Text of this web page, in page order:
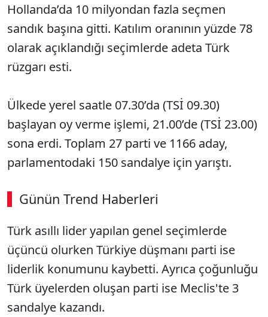
Hollanda’da 10 milyondan fazla seçmen
sandık başına gitti. Katılım oranının yüzde 78
olarak açıklandığı seçimlerde adeta Türk
rüzgarı esti.
Ülkede yerel saatle 07.30’da (TSİ 09.30)
başlayan oy verme işlemi, 21.00’de (TSİ 23.00)
sona erdi. Toplam 27 parti ve 1166 aday,
parlamentodaki 150 sandalye için yarıştı.
Günün Trend Haberleri
00:02 / 09:08
Sesi Aç
Türk asıllı lider yapılan genel seçimlerde
üçüncü olurken Türkiye düşmanı parti ise
liderlik konumunu kaybetti. Ayrıca çoğunluğu
Türk üyelerden oluşan parti ise Meclis'te 3
sandalye kazandı.